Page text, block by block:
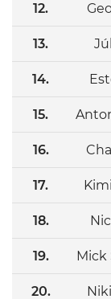
12.
13.
14.
15.
16.
17.
18.
19. Mick
20.